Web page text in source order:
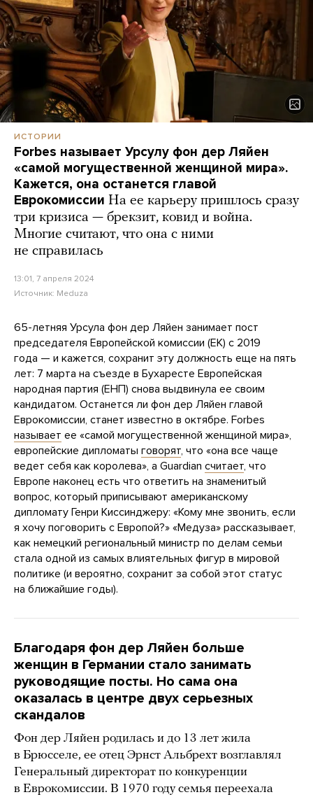
ИСТОРИИ
Forbes называет Урсулу фон дер Ляйен
«самой могущественной женщиной мира».
Кажется, она останется главой
Еврокомиссии На ее карьеру пришлось сразу
три кризиса — брекзит, ковид и война.
Многие считают, что она с ними
не справилась
13:01, 7 апреля 2024
Источник: Meduza
65-летняя Урсула фон дер Ляйен занимает пост
председателя Европейской комиссии (ЕК) с 2019
года — и кажется, сохранит эту должность еще на пять
лет: 7 марта на съезде в Бухаресте Европейская
народная партия (ЕНП) снова выдвинула ее своим
кандидатом. Останется ли фон дер Ляйен главой
Еврокомиссии, станет известно в октябре. Forbes
называет ее «самой могущественной женщиной мира»,
европейские дипломаты говорят, что «она все чаще
ведет себя как королева», а Guardian считает, что
Европе наконец есть что ответить на знаменитый
вопрос, который приписывают американскому
дипломату Генри Киссинджеру: «Кому мне звонить, если
я хочу поговорить с Европой?» «Медуза» рассказывает,
как немецкий региональный министр по делам семьи
стала одной из самых влиятельных фигур в мировой
политике (и вероятно, сохранит за собой этот статус
на ближайшие годы).
Благодаря фон дер Ляйен больше
женщин в Германии стало занимать
руководящие посты. Но сама она
оказалась в центре двух серьезных
скандалов
Фон дер Ляйен родилась и до 13 лет жила
в Брюсселе, ее отец Эрнст Альбрехт возглавлял
Генеральный директорат по конкуренции
в Еврокомиссии. В 1970 году семья переехала